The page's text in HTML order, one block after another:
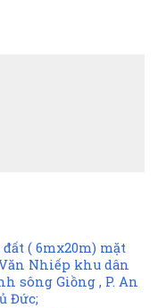
đất ( 6mx20m) mặt
Nhiếp khu dân
sông Giồng , P. An
Đức;